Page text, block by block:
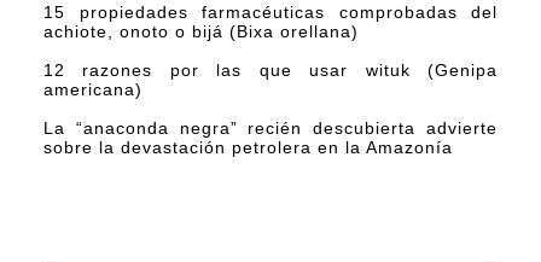
15 propiedades farmacéuticas comprobadas del
achiote, onoto o bijá (Bixa orellana)
12 razones por las que usar wituk (Genipa
americana)
La “anaconda negra” recién descubierta advierte
sobre la devastación petrolera en la Amazonía